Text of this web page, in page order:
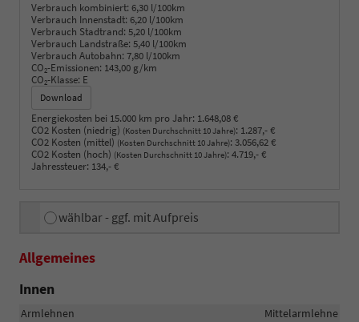
Verbrauch kombiniert: 6,30 l/100km
Verbrauch Innenstadt: 6,20 l/100km
Verbrauch Stadtrand: 5,20 l/100km
Verbrauch Landstraße: 5,40 l/100km
Verbrauch Autobahn: 7,80 l/100km
CO2-Emissionen: 143,00 g/km
CO2-Klasse: E
Download
Energiekosten bei 15.000 km pro Jahr: 1.648,08 €
CO2 Kosten (niedrig) (Kosten Durchschnitt 10 Jahre): 1.287,- €
CO2 Kosten (mittel) (Kosten Durchschnitt 10 Jahre): 3.056,62 €
CO2 Kosten (hoch) (Kosten Durchschnitt 10 Jahre): 4.719,- €
Jahressteuer: 134,- €
wählbar - ggf. mit Aufpreis
Allgemeines
Innen
Armlehnen
Mittelarmlehne